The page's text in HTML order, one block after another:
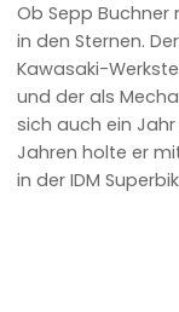
Ob Sepp
in den Sternen.
Kawasaki-
und der als
sich auch ein
Jahren holte er
in der IDM